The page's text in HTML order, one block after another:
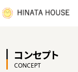
コンセプト
CONCEPT